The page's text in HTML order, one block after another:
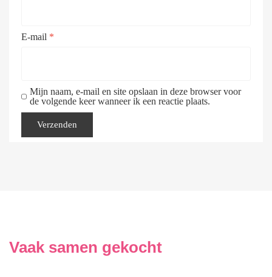
E-mail *
Mijn naam, e-mail en site opslaan in deze browser voor
de volgende keer wanneer ik een reactie plaats.
Vaak samen gekocht